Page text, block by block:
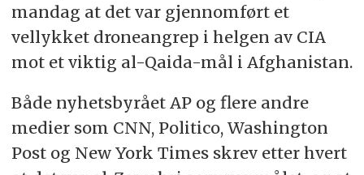
mandag at det var gjennomført et
vellykket droneangrep i helgen av CIA
mot et viktig al-Qaida-mål i Afghanistan.
Både nyhetsbyrået AP og flere andre
medier som CNN, Politico, Washington
Post og New York Times skrev etter hvert